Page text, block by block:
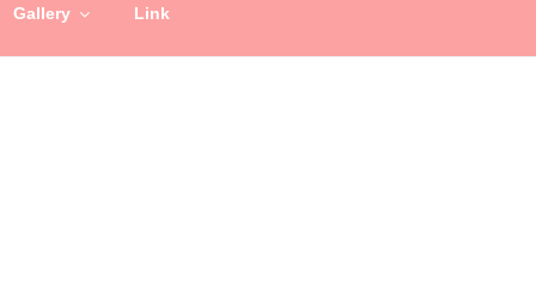
Gallery Link